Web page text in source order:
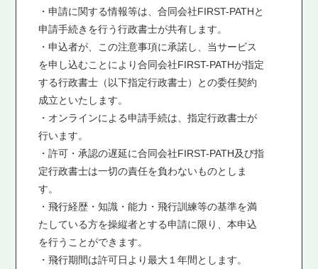
操縦者氏名：
操縦者フリガナ：
操縦者メールアドレス：
操縦者郵便番号（ハイフン無しで入力してください）：
・申請に関する情報等は、合同会社FIRST-PATHと
申請手続きを行う行政書士が共有します。
・申込者が、この注意事項に承諾し、当サービス
を申し込むことにより合同会社FIRST-PATHが指定
する行政書士（以下指定行政書士）との委任契約
成立といたします。
・オンラインによる申請手続は、指定行政書士が
行います。
・許可・承認の遅延に合同会社FIRST-PATH及び指
定行政書士は一切の責任を負わないものとしま
す。
・飛行経歴・知識・能力・飛行訓練等の基準を満
たしている方を操縦者とする申請に限り、本申込
を行うことができます。
・飛行期間は許可日より最大１年間とします。